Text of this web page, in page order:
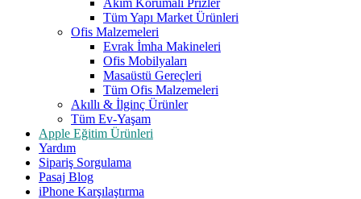
Akım Korumalı Prizler
Tüm Yapı Market Ürünleri
Ofis Malzemeleri
Evrak İmha Makineleri
Ofis Mobilyaları
Masaüstü Gereçleri
Tüm Ofis Malzemeleri
Akıllı & İlginç Ürünler
Tüm Ev-Yaşam
Apple Eğitim Ürünleri
Yardım
Sipariş Sorgulama
Pasaj Blog
iPhone Karşılaştırma